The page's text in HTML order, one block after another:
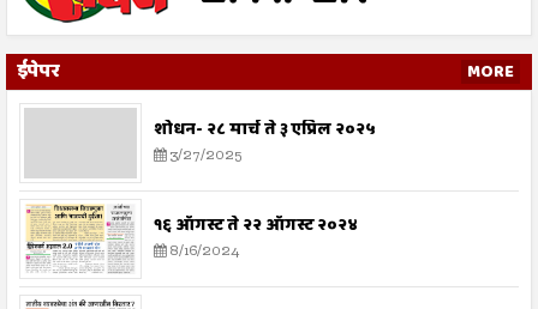
ईपेपर MORE
शोधन- २८ मार्च ते ३ एप्रिल २०२५
3/27/2025
१६ ऑगस्ट ते २२ ऑगस्ट २०२४
8/16/2024